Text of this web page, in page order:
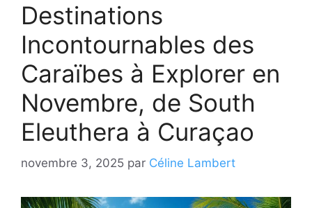
Destinations
Incontournables des
Caraïbes à Explorer en
Novembre, de South
Eleuthera à Curaçao
novembre 3, 2025 par Céline Lambert